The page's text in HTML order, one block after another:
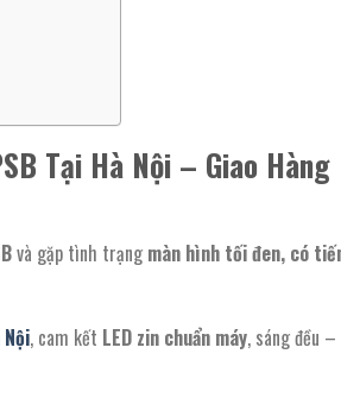
Tại Hà Nội – Giao Hàng
và gặp tình trạng màn hình tối đen, có
, cam kết LED zin chuẩn máy, sáng đều –